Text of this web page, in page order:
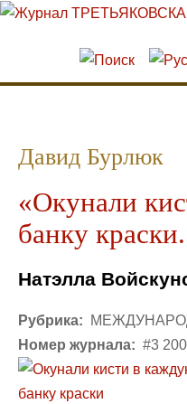
Перейти к основному
Skip to search
Давид Бурлюк
«Окунали
банку
Натэлла
Рубрика:
Номер журнала: #3